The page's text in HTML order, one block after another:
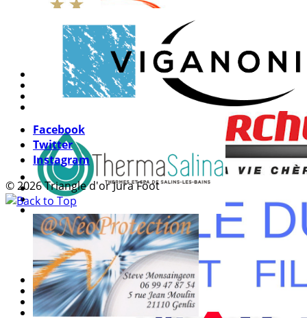
Facebook
Twitter
Instagram
© 2026 Triangle d'or Jura Foot